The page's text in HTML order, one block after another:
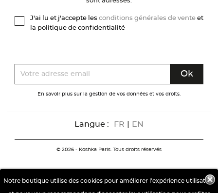
Notre boutique utilise des cookies pour améliorer l'expérience utilisateur
J'ai lu et j'accepte les conditions générales de vente et
la politique de confidentialité
En savoir plus sur la gestion de vos données et vos droits.
Langue : FR EN
© 2026 - Koshka Paris. Tous droits réservés